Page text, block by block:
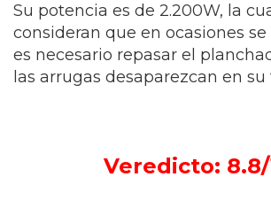
Su potencia es de 2.200W, la
consideran que en ocasiones
es necesario repasar el
las arrugas desaparezcan en
Veredicto: 8.8/